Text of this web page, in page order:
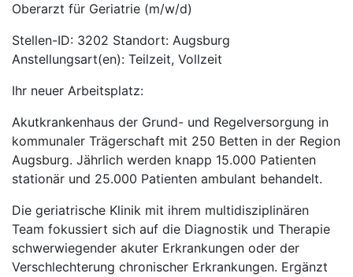
Oberarzt für Geriatrie (m/w/d)
Stellen-ID: 3202 Standort: Augsburg
Anstellungsart(en): Teilzeit, Vollzeit
Ihr neuer Arbeitsplatz:
Akutkrankenhaus der Grund- und Regelversorgung in
kommunaler Trägerschaft mit 250 Betten in der Region
Augsburg. Jährlich werden knapp 15.000 Patienten
stationär und 25.000 Patienten ambulant behandelt.
Die geriatrische Klinik mit ihrem multidisziplinären
Team fokussiert sich auf die Diagnostik und Therapie
schwerwiegender akuter Erkrankungen oder der
Verschlechterung chronischer Erkrankungen. Ergänzt